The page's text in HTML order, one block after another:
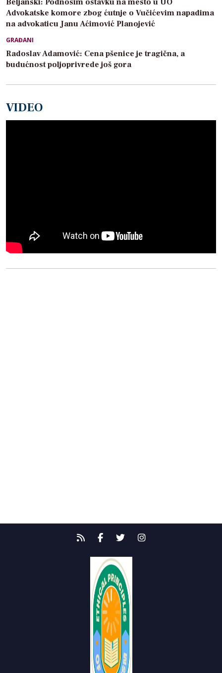
Advokatske komore zbog ćutnje o Vučićevim napadima
na advokaticu Janu Aćimović Planojević
GRAĐANI
Radoslav Adamović: Cena pšenice je tragična, a
budućnost poljoprivrede još gora
VIDEO